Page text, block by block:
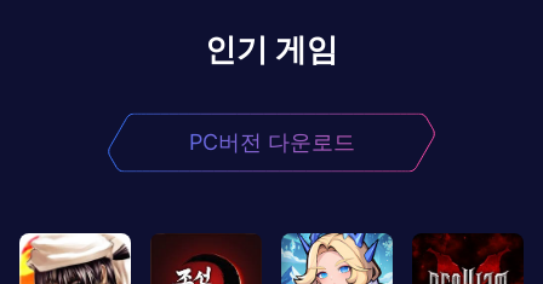
인기 게임
PC버전 다운로드